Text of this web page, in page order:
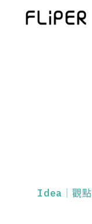
Idea｜觀點